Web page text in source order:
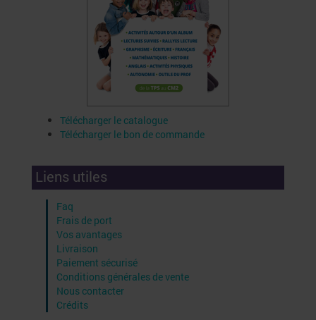
Télécharger le catalogue
Télécharger le bon de commande
Liens utiles
Faq
Frais de port
Vos avantages
Livraison
Paiement sécurisé
Conditions générales de vente
Nous contacter
Crédits